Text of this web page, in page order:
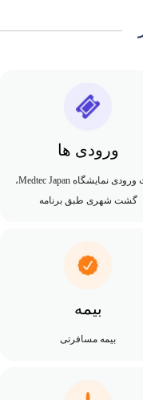
ورودی ها
کارت ورودی نمایشگاه Medtec Japan،
گشت شهری طبق برنامه
بیمه
بیمه مسافرتی